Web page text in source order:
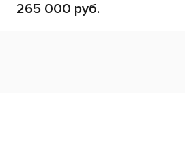
265 000 руб.